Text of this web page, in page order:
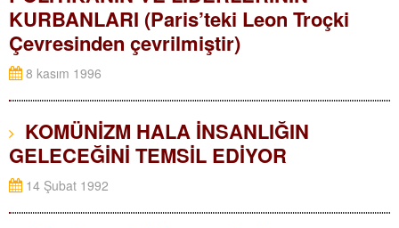
KURBANLARI (Paris’teki Leon Troçki
Çevresinden çevrilmiştir)
8 kasım 1996
KOMÜNİZM HALA İNSANLIĞIN
GELECEĞİNİ TEMSİL EDİYOR
14 Şubat 1992